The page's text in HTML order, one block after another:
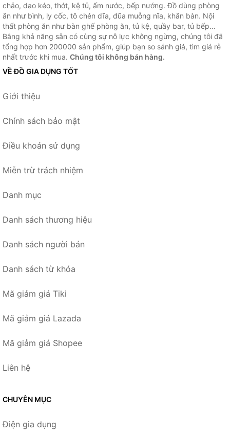
chảo, dao kéo, thớt, kệ tủ, ấm nước, bếp nướng. Đồ dùng phòng
ăn như bình, ly cốc, tô chén dĩa, đũa muỗng nĩa, khăn bàn. Nội
thất phòng ăn như bàn ghế phòng ăn, tủ kệ, quầy bar, tủ bếp...
Bằng khả năng sẵn có cùng sự nỗ lực không ngừng, chúng tôi đã
tổng hợp hơn 200000 sản phẩm, giúp bạn so sánh giá, tìm giá rẻ
nhất trước khi mua. Chúng tôi không bán hàng.
VỀ ĐỒ GIA DỤNG TỐT
Giới thiệu
Chính sách bảo mật
Điều khoản sử dụng
Miễn trừ trách nhiệm
Danh mục
Danh sách thương hiệu
Danh sách người bán
Danh sách từ khóa
Mã giảm giá Tiki
Mã giảm giá Lazada
Mã giảm giá Shopee
Liên hệ
CHUYÊN MỤC
Điện gia dụng